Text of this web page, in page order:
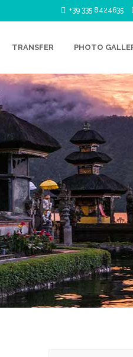
+39 335 8424635
TRANSFER PHOTO